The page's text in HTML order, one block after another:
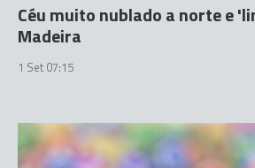
Céu muito nublado a norte e
Madeira
1 Set 07:15